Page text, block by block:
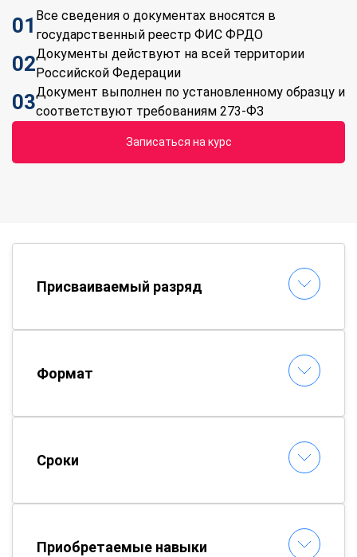
01 Все сведения о документах вносятся в
государственный реестр ФИС ФРДО
02Документы действуют на всей территории
Российской Федерации
03Документ выполнен по установленному образцу и
соответствуют требованиям 273-ФЗ
Записаться на курс
Присваиваемый разряд
Формат
Сроки
Приобретаемые навыки